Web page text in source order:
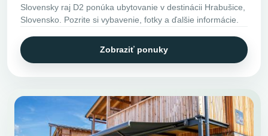
Slovensky raj D2 ponúka ubytovanie v destinácii Hrabušice,
Slovensko. Pozrite si vybavenie, fotky a ďalšie informácie.
Zobraziť ponuky